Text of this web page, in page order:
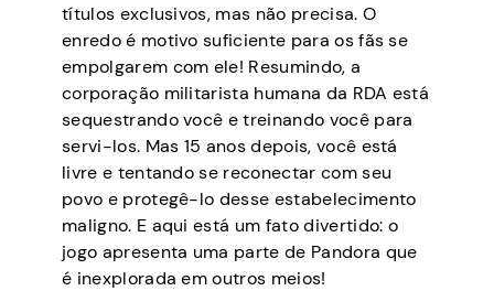
títulos exclusivos, mas não precisa. O
enredo é motivo suficiente para os fãs se
empolgarem com ele! Resumindo, a
corporação militarista humana da RDA está
sequestrando você e treinando você para
servi-los. Mas 15 anos depois, você está
livre e tentando se reconectar com seu
povo e protegê-lo desse estabelecimento
maligno. E aqui está um fato divertido: o
jogo apresenta uma parte de Pandora que
é inexplorada em outros meios!